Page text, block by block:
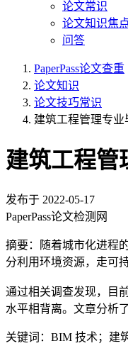
论文常识
论文知识焦
问答
PaperPass论文查重
论文知识
论文技巧常识
建筑工程管理专
建筑工程管
发布于 2022-05-17
PaperPass论文检测网
摘要：随着城市化进程
分利用环境资源，走可
通过相关调查发现，目
水平相背离。文章分析
关键词：BIM 技术；建